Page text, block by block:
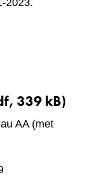
2023.
339 kB)
AA (met